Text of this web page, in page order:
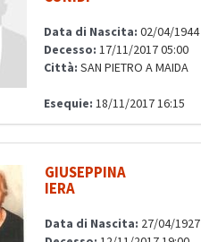
Data di Nascita: 02/04/1944
Decesso: 17/11/2017 05:00
Città: SAN PIETRO A MAIDA
Esequie: 18/11/2017 16:15
GIUSEPPINA
IERA
Data di Nascita: 27/04/1927